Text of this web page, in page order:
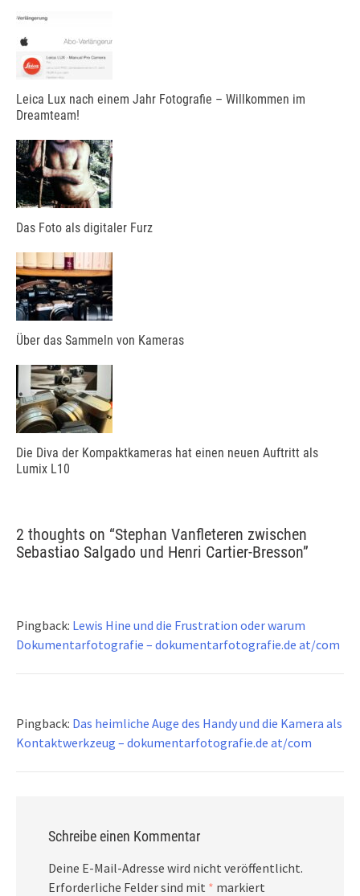
Leica Lux nach einem Jahr Fotografie – Willkommen im
Dreamteam!
Das Foto als digitaler Furz
Über das Sammeln von Kameras
Die Diva der Kompaktkameras hat einen neuen Auftritt als
Lumix L10
2 thoughts on “Stephan Vanfleteren zwischen
Sebastiao Salgado und Henri Cartier-Bresson”
Pingback: Lewis Hine und die Frustration oder warum
Dokumentarfotografie – dokumentarfotografie.de at/com
Pingback: Das heimliche Auge des Handy und die Kamera als
Kontaktwerkzeug – dokumentarfotografie.de at/com
Schreibe einen Kommentar
Deine E-Mail-Adresse wird nicht veröffentlicht.
Erforderliche Felder sind mit * markiert